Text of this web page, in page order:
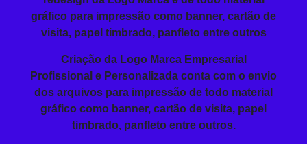
gráfico para impressão como banner, cartão de
visita, papel timbrado, panfleto entre outros
Criação da Logo Marca Empresarial
Profissional e Personalizada conta com o envio
dos arquivos para impressão de todo material
gráfico como banner, cartão de visita, papel
timbrado, panfleto entre outros.